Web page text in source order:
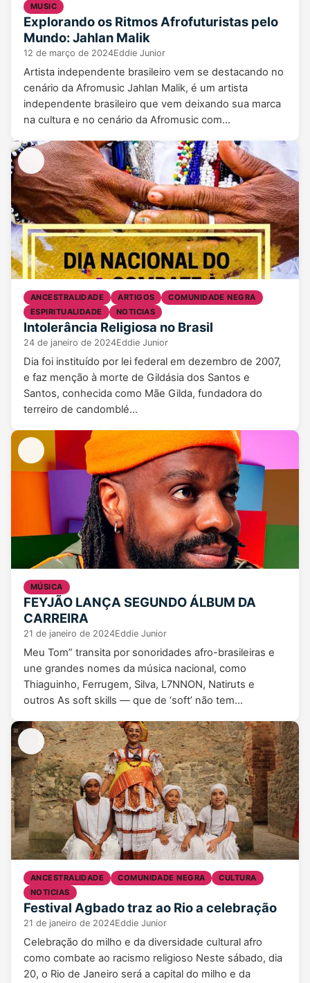
MUSIC
Explorando os Ritmos Afrofuturistas pelo
Mundo: Jahlan Malik
12 de março de 2024Eddie Junior
Artista independente brasileiro vem se destacando no
cenário da Afromusic Jahlan Malik, é um artista
independente brasileiro que vem deixando sua marca
na cultura e no cenário da Afromusic com…
ANCESTRALIDADE ARTIGOS
COMUNIDADE NEGRA
ESPIRITUALIDADE
NOTICIAS
Intolerância Religiosa no Brasil
24 de janeiro de 2024Eddie Junior
Dia foi instituído por lei federal em dezembro de 2007,
e faz menção à morte de Gildásia dos Santos e
Santos, conhecida como Mãe Gilda, fundadora do
terreiro de candomblé…
MÚSICA
FEYJÃO LANÇA SEGUNDO ÁLBUM DA
CARREIRA
21 de janeiro de 2024Eddie Junior
Meu Tom” transita por sonoridades afro-brasileiras e
une grandes nomes da música nacional, como
Thiaguinho, Ferrugem, Silva, L7NNON, Natiruts e
outros As soft skills — que de ‘soft’ não tem…
ANCESTRALIDADE COMUNIDADE NEGRA
CULTURA
NOTICIAS
Festival Agbado traz ao Rio a celebração
21 de janeiro de 2024Eddie Junior
Celebração do milho e da diversidade cultural afro
como combate ao racismo religioso Neste sábado, dia
20, o Rio de Janeiro será a capital do milho e da